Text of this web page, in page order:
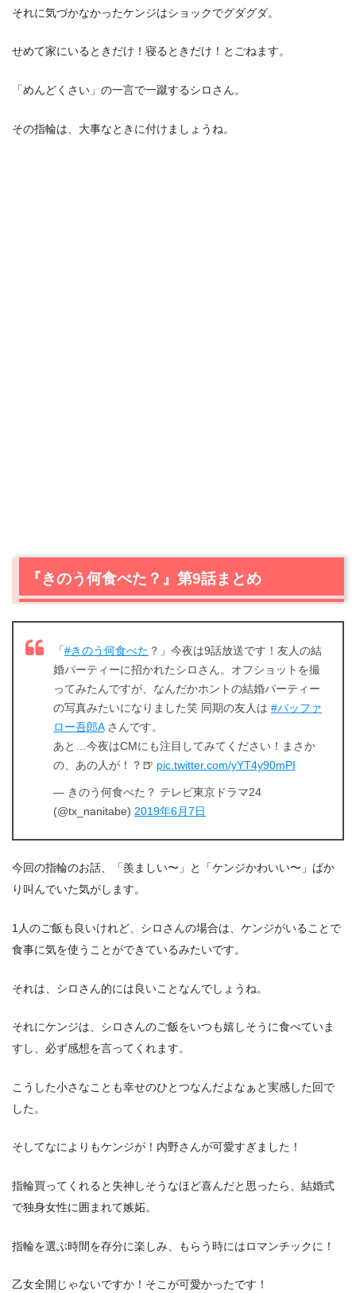
それに気づかなかったケンジはショックでグダグダ。
せめて家にいるときだけ！寝るときだけ！とごねます。
「めんどくさい」の一言で一蹴するシロさん。
その指輪は、大事なときに付けましょうね。
『きのう何食べた？』第9話まとめ
「 #きのう何食べた ？」今夜は9話放送です！友人の結
婚パーティーに招かれたシロさん。オフショットを撮
ってみたんですが、なんだかホントの結婚パーティー
の写真みたいになりました笑 同期の友人は #バッファ
ロー吾郎Aさんです。
あと…今夜はCMにも注目してみてください！まさか
の、あの人が！？🍺 pic.twitter.com/yYT4y90mPI
— きのう何食べた？ テレビ東京ドラマ24
(@tx_nanitabe) 2019年6月7日
今回の指輪のお話、「羨ましい〜」と「ケンジかわいい〜」ばか
り叫んでいた気がします。
1人のご飯も良いけれど、シロさんの場合は、ケンジがいることで
食事に気を使うことができているみたいです。
それは、シロさん的には良いことなんでしょうね。
それにケンジは、シロさんのご飯をいつも嬉しそうに食べていま
すし、必ず感想を言ってくれます。
こうした小さなことも幸せのひとつなんだよなぁと実感した回で
した。
そしてなによりもケンジが！内野さんが可愛すぎました！
指輪買ってくれると失神しそうなほど喜んだと思ったら、結婚式
で独身女性に囲まれて嫉妬。
指輪を選ぶ時間を存分に楽しみ、もらう時にはロマンチックに！
乙女全開じゃないですか！そこが可愛かったです！